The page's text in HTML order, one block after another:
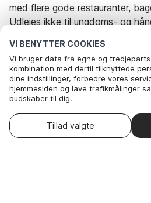
VI BENYTTER COOKIES
Vi bruger data fra egne og
kombination med dertil tilknyttede
dine indstillinger, forbedre vores
hjemmesiden og lave trafikmålinger
budskaber til dig.
hvilke af vores valgfrie cookies du vil
Læs mere om vores cookie- og
trække dit samtykke tilbageHer.
Tillad valgte
med flere gode restauranter,
Udlejes ikke til ungdoms- og
Rejseperiode og gæster
Dato
Gæster Vælg